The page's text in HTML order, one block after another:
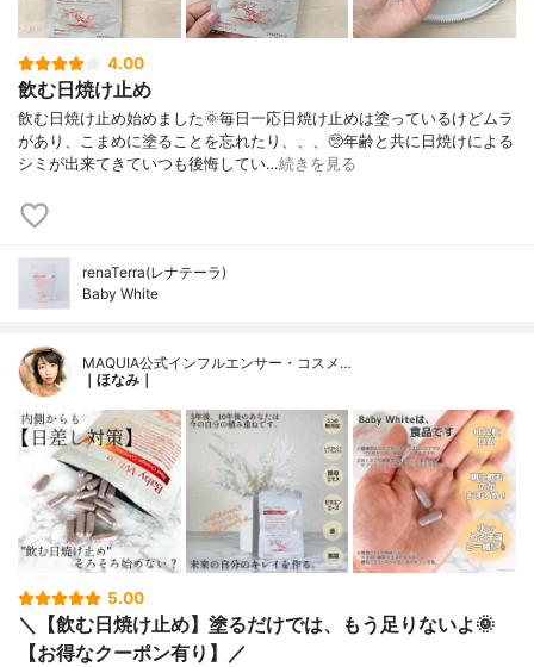
4.00
飲む日焼け止め
飲む日焼け止め始めました🌞毎日一応日焼け止めは塗っているけどムラ
があり、こまめに塗ることを忘れたり、、、🥺年齢と共に日焼けによる
シミが出来てきていつも後悔してい…続きを見る
renaTerra(レナテーラ)
Baby White
MAQUIA公式インフルエンサー・コスメ…
｜ほなみ｜
5.00
＼【飲む日焼け止め】塗るだけでは、もう足りないよ🌞
【お得なクーポン有り】／